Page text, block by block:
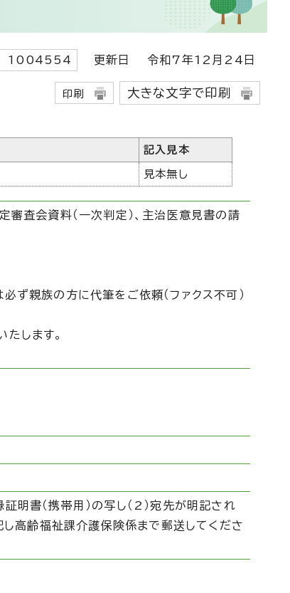
1004554 更新日 令和7年12月24日
印刷 大きな文字で印刷
記入見本
見本無し
審査会資料（一次判定）、主治医意見書の請
ず親族の方に代筆をご依頼（ファクス不可）
します。
明書（携帯用）の写し（2）宛先が明記され
高齢福祉課介護保険係まで郵送してくださ